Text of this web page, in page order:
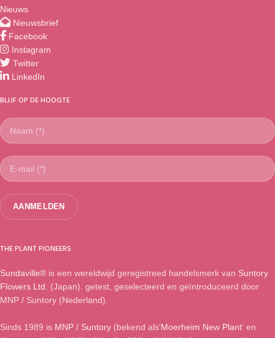
Nieuws
Nieuwsbrief
Facebook
Instagram
Twitter
LinkedIn
BLIJF OP DE HOOGTE
THE PLANT PIONEERS
Sundaville® is een wereldwijd geregistreed handelsmerk van Suntory
Flowers Ltd. (Japan). getest, geselecteerd en geïntroduceerd door
MNP / Suntory (Nederland).
Sinds 1989 is MNP / Suntory (bekend als‘Moerheim New Plant‘ en